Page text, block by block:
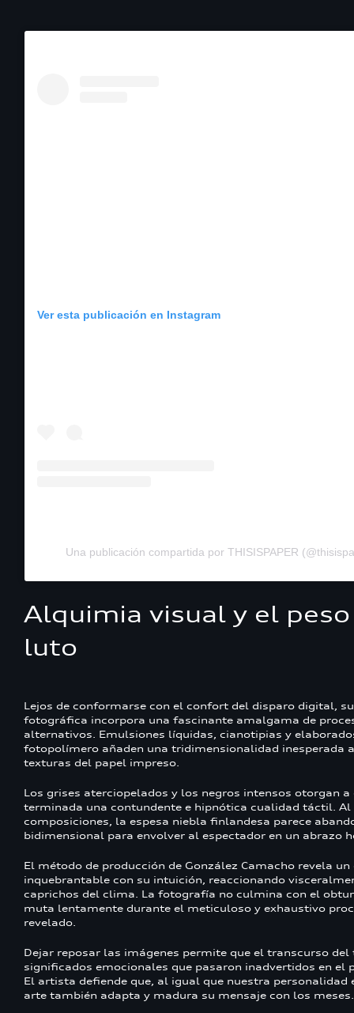
Ver esta publicación en Instagram
Una publicación compartida por THISISPAPER
Alquimia visual y el
luto
Lejos de conformarse con el confort del disparo digital,
fotográfica incorpora una fascinante amalgama de
alternativos. Emulsiones líquidas, cianotipias y
fotopolímero añaden una tridimensionalidad inesperada
texturas del papel impreso.
Los grises aterciopelados y los negros intensos otorgan a
terminada una contundente e hipnótica cualidad táctil. Al
composiciones, la espesa niebla finlandesa parece
bidimensional para envolver al espectador en un abrazo
El método de producción de González Camacho revela
inquebrantable con su intuición, reaccionando
caprichos del clima. La fotografía no culmina con el
muta lentamente durante el meticuloso y exhaustivo
revelado.
Dejar reposar las imágenes permite que el transcurso del
significados emocionales que pasaron inadvertidos en el
El artista defiende que, al igual que nuestra personalidad
arte también adapta y madura su mensaje con los meses.